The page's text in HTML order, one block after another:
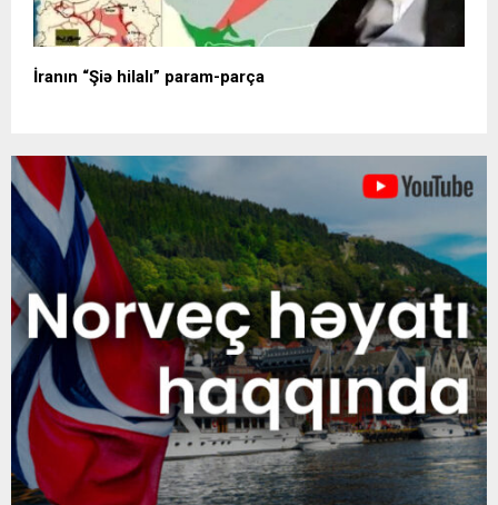
İranın “Şiə hilalı” param-parça